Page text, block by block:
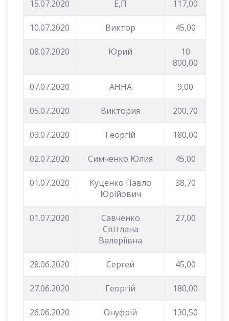
15.07.2020 Е,П 117,00
10.07.2020 Виктор 45,00
08.07.2020 Юрий
10
800,00
07.07.2020 АННА 9,00
05.07.2020 Виктория 200,70
03.07.2020 Георгій 180,00
02.07.2020 Симченко Юлия 45,00
01.07.2020
Куценко Павло
Юрійович
38,70
01.07.2020
Савченко
Світлана
Валеріївна
27,00
28.06.2020 Сергей 45,00
27.06.2020 Георгій 180,00
26.06.2020 Онуфрій 130,50